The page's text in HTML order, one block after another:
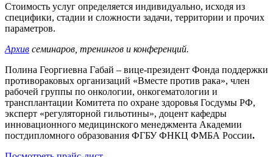
Стоимость услуг определяется индивидуально, исходя из
специфики, стадии и сложности задачи, территории и прочих
параметров.
Архив семинаров, тренингов и конференций.
Полина Георгиевна Габай – вице-президент Фонда поддержки
противораковых организаций «Вместе против рака», член
рабочей группы по онкологии, онкогематологии и
трансплантации Комитета по охране здоровья Госдумы РФ,
эксперт «регуляторной гильотины», доцент кафедры
инновационного медицинского менеджмента Академии
постдипломного образования ФГБУ ФНКЦ ФМБА России.